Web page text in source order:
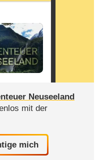
Neuseeland
mit der
mich